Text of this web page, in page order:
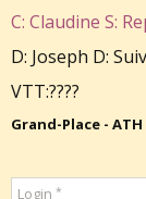
C: Claudine S:
D: Joseph D:
VTT:????
Grand-Place - ATH
Login